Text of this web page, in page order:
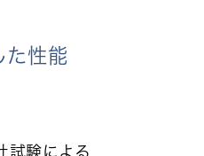
た性能
試験による